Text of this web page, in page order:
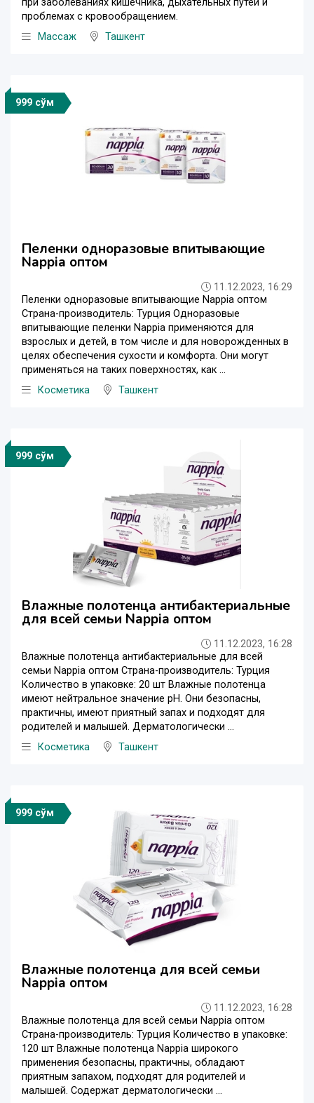
при заболеваниях кишечника, дыхательных путей и
проблемах с кровообращением.
Массаж
Ташкент
999 сўм
Пеленки одноразовые впитывающие
Nappia оптом
11.12.2023, 16:29
Пеленки одноразовые впитывающие Nappia оптом
Страна-производитель: Турция Одноразовые
впитывающие пеленки Nappia применяются для
взрослых и детей, в том числе и для новорожденных в
целях обеспечения сухости и комфорта. Они могут
применяться на таких поверхностях, как ...
Косметика
Ташкент
999 сўм
Влажные полотенца антибактериальные
для всей семьи Nappia оптом
11.12.2023, 16:28
Влажные полотенца антибактериальные для всей
семьи Nappia оптом Страна-производитель: Турция
Количество в упаковке: 20 шт Влажные полотенца
имеют нейтральное значение pH. Они безопасны,
практичны, имеют приятный запах и подходят для
родителей и малышей. Дерматологически ...
Косметика
Ташкент
999 сўм
Влажные полотенца для всей семьи
Nappia оптом
11.12.2023, 16:28
Влажные полотенца для всей семьи Nappia оптом
Страна-производитель: Турция Количество в упаковке:
120 шт Влажные полотенца Nappia широкого
применения безопасны, практичны, обладают
приятным запахом, подходят для родителей и
малышей. Содержат дерматологически ...